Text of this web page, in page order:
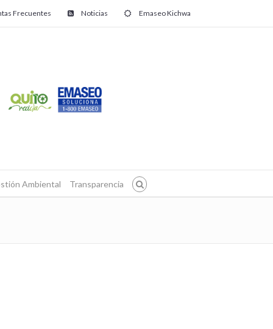
Frecuentes Noticias Emaseo Kichwa
Ambiental Transparencia